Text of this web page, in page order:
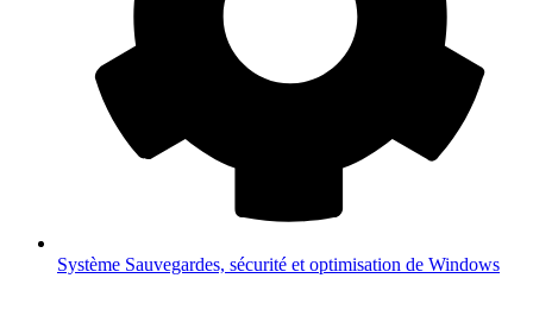
Système Sauvegardes, sécurité et optimisation de Windows